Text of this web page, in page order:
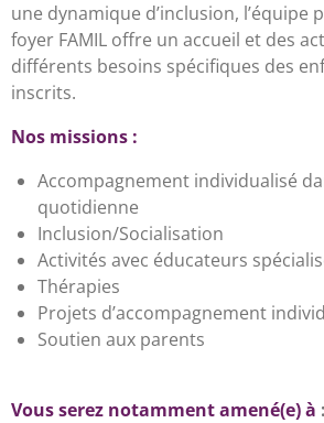
une dynamique d’inclusion, l’équipe
foyer FAMIL offre un accueil et des
différents besoins spécifiques des
inscrits.
Nos missions :
Accompagnement individualisé
quotidienne
Inclusion/Socialisation
Activités avec éducateurs spécialis
Thérapies
Projets d’accompagnement
Soutien aux parents
Vous serez notamment amené(e) à :